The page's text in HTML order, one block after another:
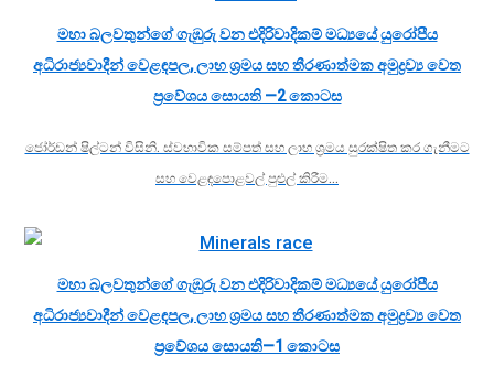
මහා බලවතුන්ගේ ගැඹුරු වන එදිරිවාදිකම් මධ්‍යයේ යුරෝපීය
අධිරාජ්‍යවාදීන් වෙළඳපල, ලාභ ශ්‍රමය සහ තීරණාත්මක අමුද්‍රව්‍ය වෙත
ප්‍රවේශය සොයති —2 කොටස
ජෝර්ඩන් ෂිල්ටන් විසිනි. ස්වභාවික සම්පත් සහ ලාභ ශ්‍රමය සුරක්ෂිත කර ගැනීමට
සහ වෙළඳපොළවල් පුළුල් කිරීම…
මහා බලවතුන්ගේ ගැඹුරු වන එදිරිවාදිකම් මධ්‍යයේ යුරෝපීය
අධිරාජ්‍යවාදීන් වෙළඳපල, ලාභ ශ්‍රමය සහ තීරණාත්මක අමුද්‍රව්‍ය වෙත
ප්‍රවේශය සොයති—1 කොටස